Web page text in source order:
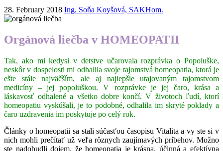
28. February 2018 Ing. Soňa Koyšová, SAKHom.
Orgánová liečba v HOMEOPATII
Tak, ako mi kedysi v detstve učarovala rozprávka o Popoluške,
neskôr v dospelosti mi odhalila svoje tajomstvá homeopatia, ktorá je
ešte stále najväčším, ale aj najlepšie utajovaným tajomstvom
medicíny – jej popoluškou. V rozprávke je jej čaro, krása a
láskavosť odhalené a všetko dobre končí. V životoch ľudí, ktorí
homeopatiu vyskúšali, je to podobné, odhalila im skryté poklady a
čaro uzdravenia im poskytuje po celý rok.
Články o homeopatii sa stali súčasťou časopisu Vitalita a vy ste si v
nich mohli prečítať už veľa rôznych zaujímavých príbehov. Možno
ste nadobudli dojem, že homeopatia je krásna, účinná a efektívna